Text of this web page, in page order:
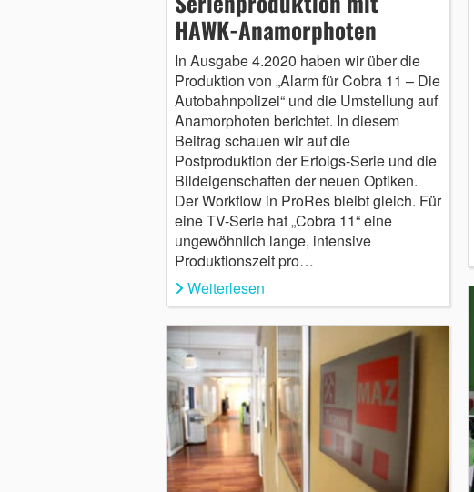
HAWK-Anamorphoten
In Ausgabe 4.2020 haben wir über die
Produktion von „Alarm für Cobra 11 – Die
Autobahnpolizei“ und die Umstellung auf
Anamorphoten berichtet. In diesem
Beitrag schauen wir auf die
Postproduktion der Erfolgs-Serie und die
Bildeigenschaften der neuen Optiken.
Der Workflow in ProRes bleibt gleich. Für
eine TV-Serie hat „Cobra 11“ eine
ungewöhnlich lange, intensive
Produktionszeit pro…
Weiterlesen